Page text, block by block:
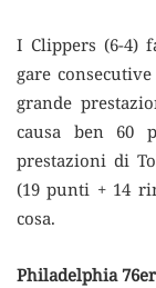
I Clippers (6-4)
gare
grande
causa ben 60
prestazioni di
(19 punti + 14
cosa.
Philadelphia